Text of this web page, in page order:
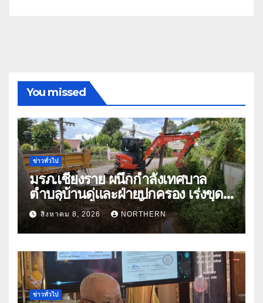
You missed
ข่าวทั่วไป
มรภ.เชียงราย ผนึกกำลังเทศบาล
ตำบลบ้านดู่และฝ่ายปกครอง เร่งขุด
ลอกสิ่งกีดขวางทางน้ำ ป้องกันและลด
ปัญหาน้ำท่วม
สิงหาคม 8, 2026 NORTHERN
ข่าวทั่วไป